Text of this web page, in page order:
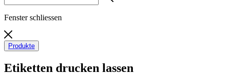
Fenster schliessen
Produkte
Etiketten drucken lassen